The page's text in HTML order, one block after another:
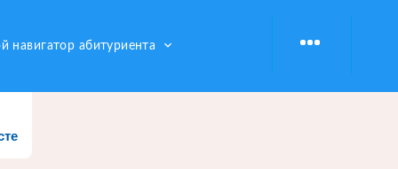
навигатор абитуриента keyboard_arrow_down